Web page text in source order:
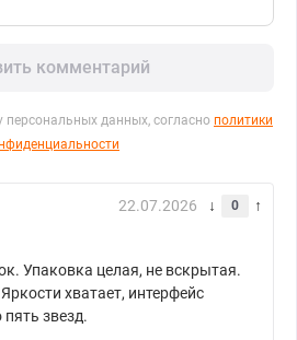
комментарий
персональных данных, согласно политики
22.07.2026 0
Упаковка целая, не вскрытая.
хватает, интерфейс
звезд.